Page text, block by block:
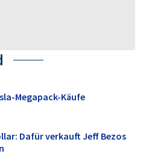
Megapack-Käufe
Dafür verkauft Jeff Bezos